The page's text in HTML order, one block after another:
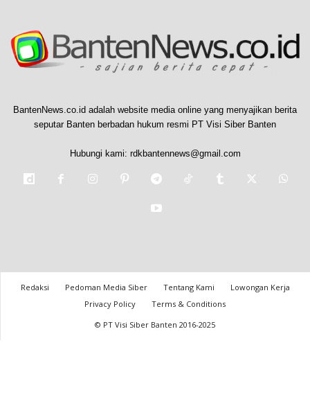
BantenNews.co.id adalah website media online yang menyajikan berita
seputar Banten berbadan hukum resmi PT Visi Siber Banten
Hubungi kami: rdkbantennews@gmail.com
Redaksi Pedoman Media Siber Tentang Kami
Lowongan Kerja
Privacy Policy
Terms & Conditions
© PT Visi Siber Banten 2016-2025